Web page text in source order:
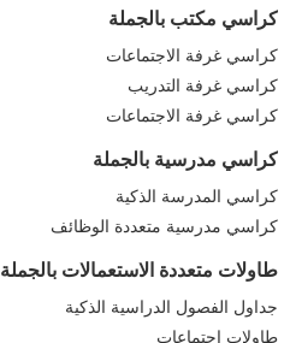
كراسي مكتب بالجملة
كراسي غرفة الاجتماعات
كراسي غرفة التدريب
كراسي غرفة الاجتماعات
كراسي مدرسية بالجملة
كراسي المدرسة الذكية
كراسي مدرسية متعددة الوظائف
طاولات متعددة الاستعمالات بالجملة
جداول الفصول الدراسية الذكية
طاولات اجتماعات